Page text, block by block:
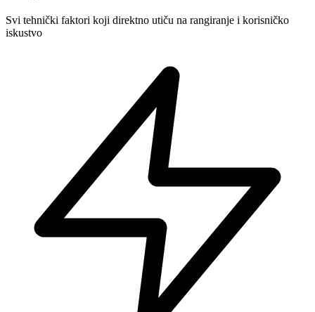
Svi tehnički faktori koji direktno utiču na rangiranje i korisničko
iskustvo